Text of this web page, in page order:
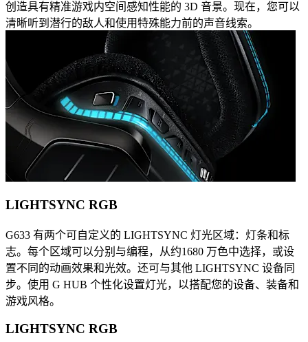
创造具有精准游戏内空间感知性能的 3D 音景。现在，您可以
清晰听到潜行的敌人和使用特殊能力前的声音线索。
LIGHTSYNC RGB
G633 有两个可自定义的 LIGHTSYNC 灯光区域：灯条和标
志。每个区域可以分别与编程，从约1680 万色中选择，或设
置不同的动画效果和光效。还可与其他 LIGHTSYNC 设备同
步。使用 G HUB 个性化设置灯光，以搭配您的设备、装备和
游戏风格。
LIGHTSYNC RGB